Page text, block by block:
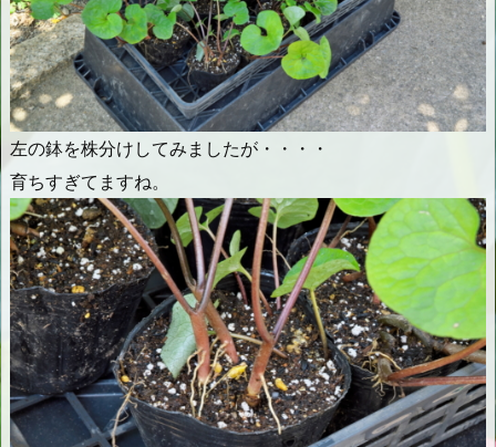
左の鉢を株分けしてみましたが・・・・
育ちすぎてますね。